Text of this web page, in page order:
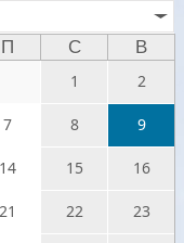
П С
В
1
2
7 8 9
14 15 16
21 22 23